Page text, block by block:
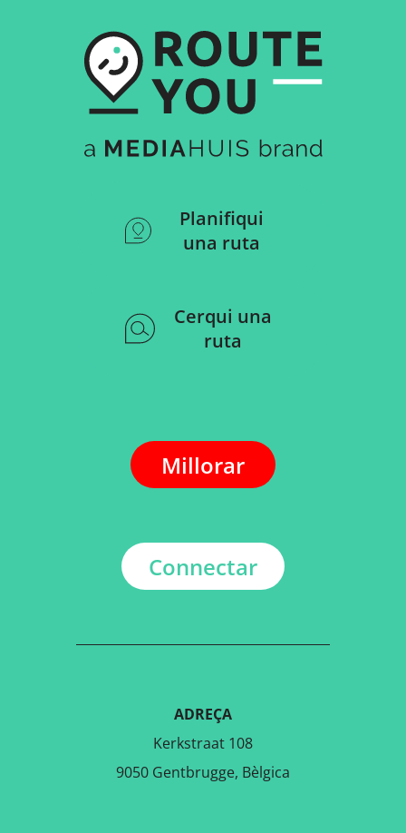
Planifiqui
una ruta
Cerqui una
ruta
Millorar
Connectar
ADREÇA
Kerkstraat 108
9050 Gentbrugge, Bèlgica